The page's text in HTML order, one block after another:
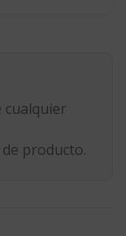
cualquier
producto.